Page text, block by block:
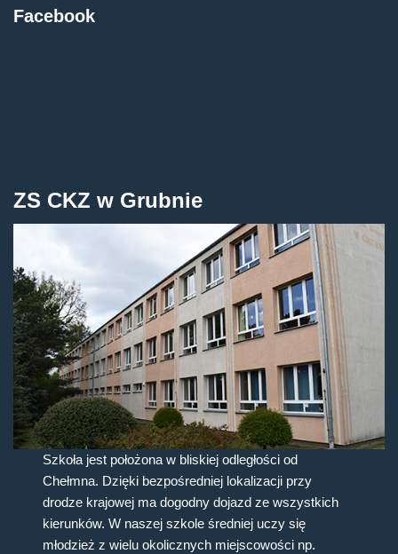
Facebook
ZS CKZ w Grubnie
Szkoła jest położona w bliskiej odległości od
Chełmna. Dzięki bezpośredniej lokalizacji przy
drodze krajowej ma dogodny dojazd ze wszystkich
kierunków. W naszej szkole średniej uczy się
młodzież z wielu okolicznych miejscowości np.